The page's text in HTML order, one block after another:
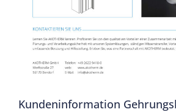
Kundeninformation